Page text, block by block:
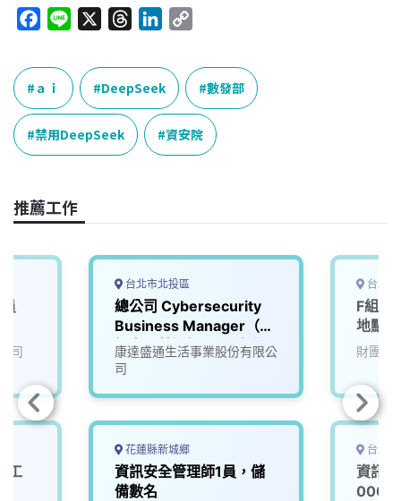
c
e
b
o
o
e
r
e
a
d
n
k
e
d
I
p
L
i
n
ａｉ DeepSeek 數發部
禁用DeepSeek 資安院
推薦工作
司
工
台北市北投區
總公司 Cybersecurity
Business Manager（資
訊安全營運經理）_台北
康達盛通生活事業股份有限公
司
花蓮縣新城鄉
資訊安全管理師1員，儲
備數名
台北
F組-
地點
財團法
台北
資訊